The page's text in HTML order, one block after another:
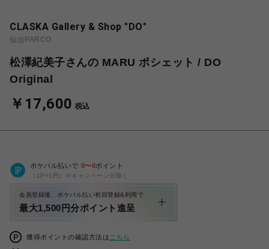
CLASKA Gallery & Shop "DO"
仙台PARCO
松澤紀美子さんの MARU ポシェット / DO
Original
￥17,600 税込
ポケパル払いで 0〜0ポイント
（1P=1円）※キャンペーン分除く
会員登録後、ポケパル払い初回登録&利用で
最大1,500円分ポイント進呈
獲得ポイントの確認方法は こちら